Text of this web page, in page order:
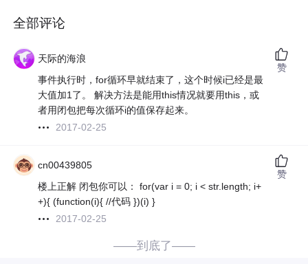
全部评论
天际的海浪
事件执行时，for循环早就结束了，这个时候i已经是最
大值加1了。 解决方法是能用this情况就要用this，或
者用闭包把每次循环i的值保存起来。
2017-02-25
赞
cn00439805
楼上正解 闭包你可以： for(var i = 0; i < str.length; i+
+){ (function(i){ //代码 })(i) }
2017-02-25
赞
——到底了——